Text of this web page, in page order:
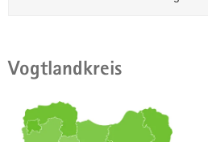
Vogtlandkreis